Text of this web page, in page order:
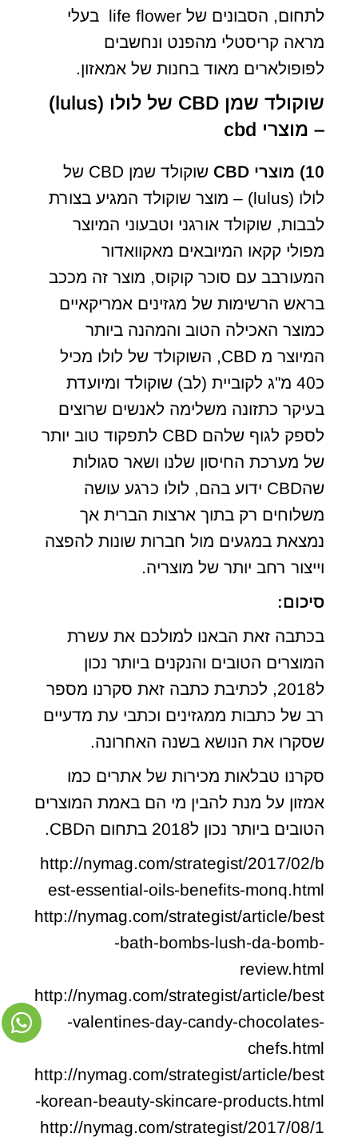
לתחום, הסבונים של life flower בעלי
מראה קריסטלי מהפנט ונחשבים
לפופולארים מאוד בחנות של אמאזון.
שוקולד שמן CBD של לולו (lulus)
– מוצרי cbd
10) מוצרי CBD
שוקולד שמן CBD של
לולו (lulus) – מוצר שוקולד המגיע בצורת
לבבות, שוקולד אורגני וטבעוני המיוצר
מפולי קקאו המיובאים מאקוואדור
המעורבב עם סוכר קוקוס, מוצר זה מככב
בראש הרשימות של מגזינים אמריקאיים
כמוצר האכילה הטוב והמהנה ביותר
המיוצר מ CBD, השוקולד של לולו מכיל
כ40 מ"ג לקוביית (לב) שוקולד ומיועדת
בעיקר כתזונה משלימה לאנשים שרוצים
לספק לגוף שלהם CBD לתפקוד טוב יותר
של מערכת החיסון שלנו ושאר סגולות
שהCBD ידוע בהם, לולו כרגע עושה
משלוחים רק בתוך ארצות הברית אך
נמצאת במגעים מול חברות שונות להפצה
וייצור רחב יותר של מוצריה.
סיכום:
בכתבה זאת הבאנו למולכם את עשרת
המוצרים הטובים והנקנים ביותר נכון
ל2018, לכתיבת כתבה זאת סקרנו מספר
רב של כתבות ממגזינים וכתבי עת מדעיים
שסקרו את הנושא בשנה האחרונה.
סקרנו טבלאות מכירות של אתרים כמו
אמזון על מנת להבין מי הם באמת המוצרים
הטובים ביותר נכון ל2018 בתחום הCBD.
http://nymag.com/strategist/2017/02/b
est-essential-oils-benefits-monq.html
http://nymag.com/strategist/article/best
-bath-bombs-lush-da-bomb-
review.html
http://nymag.com/strategist/article/best
-valentines-day-candy-chocolates-
chefs.html
http://nymag.com/strategist/article/best
-korean-beauty-skincare-products.html
http://nymag.com/strategist/2017/08/1